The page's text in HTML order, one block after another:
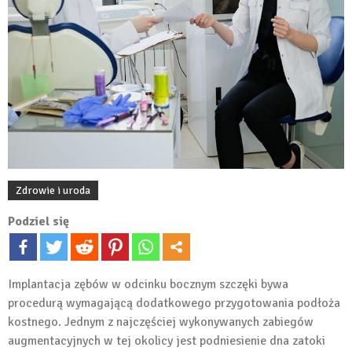
Zdrowie i uroda
Podziel się
Implantacja zębów w odcinku bocznym szczęki bywa
procedurą wymagającą dodatkowego przygotowania podłoża
kostnego. Jednym z najczęściej wykonywanych zabiegów
augmentacyjnych w tej okolicy jest podniesienie dna zatoki